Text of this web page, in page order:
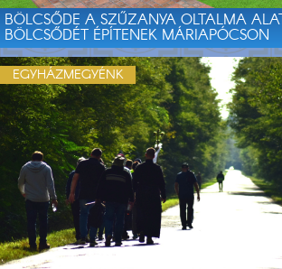
BÖLCSŐDE A SZŰZANYA OLTALMA
BÖLCSŐDÉT ÉPÍTENEK MÁRIAPÓCSON
EGYHÁZMEGYÉNK